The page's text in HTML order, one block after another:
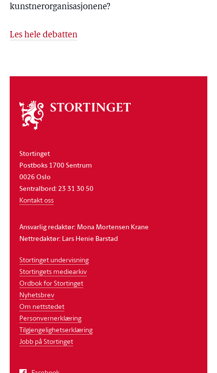
kunstnerorganisasjonene?
Les hele debatten
Om
stortinget
Stortinget
Postboks 1700 Sentrum
0026 Oslo
Sentralbord: 23 31 30 50
Kontakt oss
Ansvarlig redaktør: Mona Mortensen Krane
Nettredaktør: Lars Henie Barstad
Stortinget undervisning
Stortingets mediearkiv
Ordbok for Stortinget
Nyhetsbrev
Om nettstedet
Personvernerklæring
Tilgjengelighetserklæring
Jobb på Stortinget